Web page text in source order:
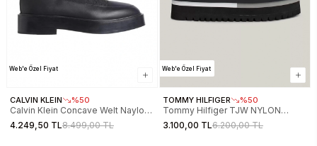
Web'e Özel Fiyat
CALVIN KLEIN %50
Calvin Klein Concave Welt Naylon
Tamamı Baskılı Kadın Siyah Bot
YW0YW02073-BEH
4.249,50 TL8.499,00 TL
Web'e Özel Fiyat
TOMMY HILFIGER %50
Tommy Hilfiger TJW NYLON
FLATFORM BOOT WL Kadın
Metalik Gri Bot EN0EN02689TRH
3.100,00 TL6.200,00 TL